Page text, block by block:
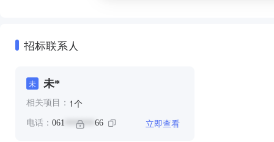
招标联系人
未 未*
相关项目： 1个
电话： 061 ******* 66 立即查看